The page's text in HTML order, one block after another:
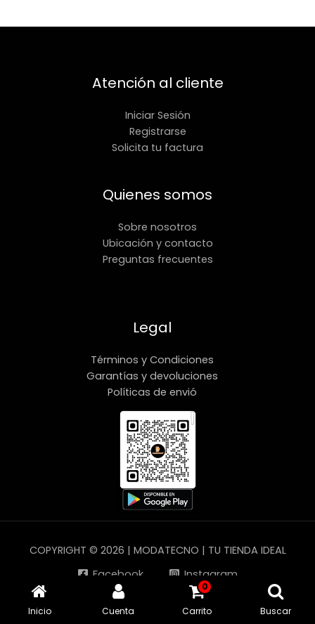
Atención al cliente
Iniciar Sesión
Registrarse
Solicita tu factura
Quienes somos
Sobre nosotros
Ubicación y contacto
Preguntas frecuentes
Legal
Términos y Condiciones
Garantías y devoluciones
Políticas de envió
COPYRIGHT © 2026 | MODATECNO | TU TIENDA IDEAL
Facebook
Instagram
YouTube
TikTok
Inicio Cuenta
0
Carrito Buscar